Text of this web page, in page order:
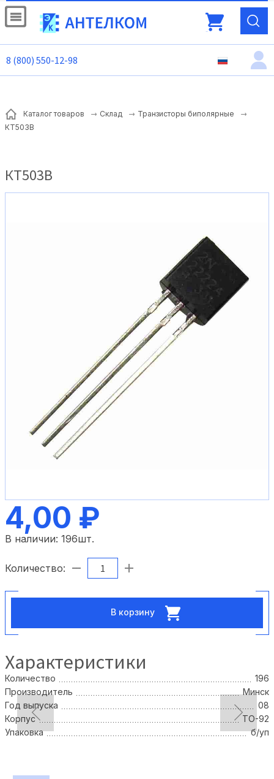
8 (800) 550-12-98
Каталог товаров Склад
Транзисторы биполярные
КТ503В
КТ503В
4,00 ₽
В наличии: 196шт.
Количество:
В корзину
Характеристики
Количество
196
Производитель
Минск
Год выпуска
08
Корпус
TO-92
Упаковка
б/уп